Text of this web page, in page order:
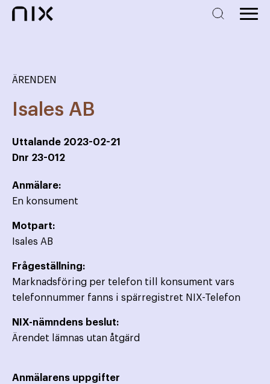
ÄRENDEN
Isales AB
Uttalande 2023-02-21
Dnr 23-012
Anmälare:
En konsument
Motpart:
Isales AB
Frågeställning:
Marknadsföring per telefon till konsument vars
telefonnummer fanns i spärregistret NIX-Telefon
NIX-nämndens beslut:
Ärendet lämnas utan åtgärd
Anmälarens uppgifter